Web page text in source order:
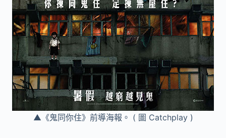
▲《鬼同你住》前導海報。 ( 圖 Catchplay )